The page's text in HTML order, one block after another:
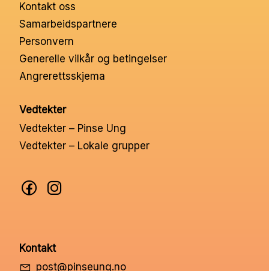
Kontakt oss
Samarbeidspartnere
Personvern
Generelle vilkår og betingelser
Angrerettsskjema
Vedtekter
Vedtekter – Pinse Ung
Vedtekter – Lokale grupper
Kontakt
post@pinseung.no
Nettbutikk
Kontakt oss
Min konto